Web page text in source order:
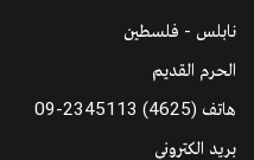
نابلس - فلسطين
الحرم القديم
هاتف 09-2345113 (4625)
بريد الكتروني